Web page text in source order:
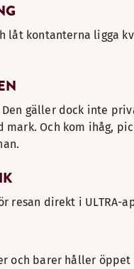
låt kontanterna ligga
gäller dock inte
Och kom ihåg,
resan direkt i ULTRA-
och barer håller öppet